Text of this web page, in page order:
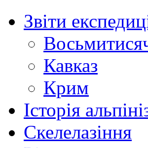
Звіти
Кавказ
Крим
Історія
Скелелазіння